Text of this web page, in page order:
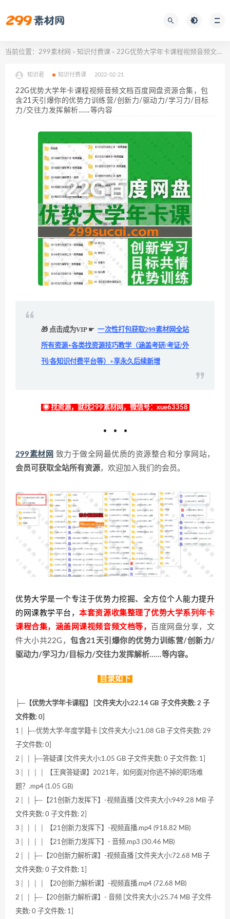
当前位置： 299素材网 > 知识付费课 > 22G优势大学年卡课程视频音频文档百度网盘资源合集，包含21天引爆你的优势力训练营/创新力/驱动力/学习力/目标力/交往力发挥解析……等内容
知识君 知识付费课 2022-02-21
22G优势大学年卡课程视频音频文档百度网盘资源合集，包
含21天引爆你的优势力训练营/创新力/驱动力/学习力/目标
力/交往力发挥解析……等内容
🎁 点击成为VIP ☛ 一次性打包获取299素材网全站
所有资源+各类找资源技巧教学（涵盖考研/考证/外
刊/各知识付费平台等）+享永久后续新增
◉ 找资源，就找299素材网，微信号：xue63358
299素材网 致力于做全网最优质的资源整合和分享网站，
会员可获取全站所有资源，欢迎加入我们的会员。
优势大学是一个专注于优势力挖掘、全方位个人能力提升
的网课教学平台，本套资源收集整理了优势大学系列年卡
课程合集，涵盖网课视频音频文档等，
百度网盘分享，文
件大小共22G， 包含21天引爆你的优势力训练营/创新力/
驱动力/学习力/目标力/交往力发挥解析……等内容。
目录如下
├─【优势大学年卡课程】 [文件夹大小:22.14 GB 子文件夹数: 2 子
文件数: 0]
1│ ├─优势大学·年度学籍卡 [文件夹大小:21.08 GB 子文件夹数: 29
子文件数: 0]
2│ │ ├─答疑课 [文件夹大小:1.05 GB 子文件夹数: 0 子文件数: 1]
3│ │ │ │ 【王爽答疑课】2021年，如何面对你逃不掉的职场难
题？.mp4 (1.05 GB)
2│ │ ├─【21创新力发挥下】-视频直播 [文件夹大小:949.28 MB 子
文件夹数: 0 子文件数: 2]
3│ │ │ │ 【21创新力发挥下】-视频直播.mp4 (918.82 MB)
3│ │ │ │ 【21创新力发挥下】- 音频.mp3 (30.46 MB)
2│ │ ├─【20创新力解析课】-视频直播 [文件夹大小:72.68 MB 子
文件夹数: 0 子文件数: 1]
3│ │ │ │ 【20创新力解析课】-视频直播.mp4 (72.68 MB)
2│ │ ├─【20创新力解析课】- 音频 [文件夹大小:25.74 MB 子文件
夹数: 0 子文件数: 1]